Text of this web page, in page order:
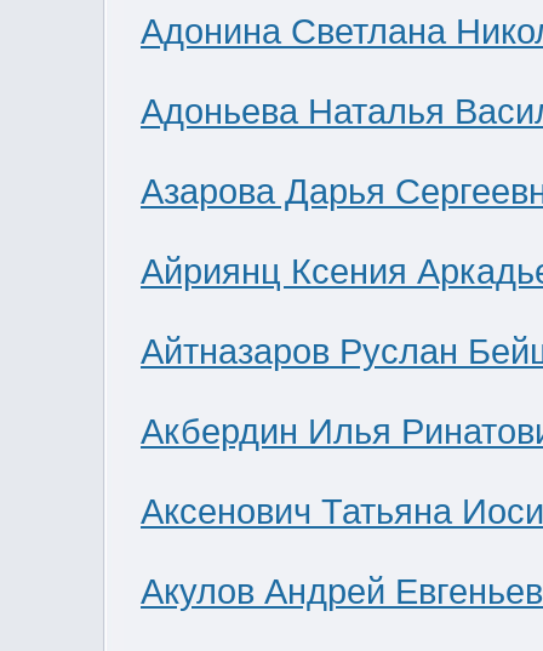
Адонина Светлана
Адоньева Наталья
Азарова Дарья
Айриянц Ксения
Айтназаров Руслан
Акбердин Илья
Аксенович Татьяна
Акулов Андрей